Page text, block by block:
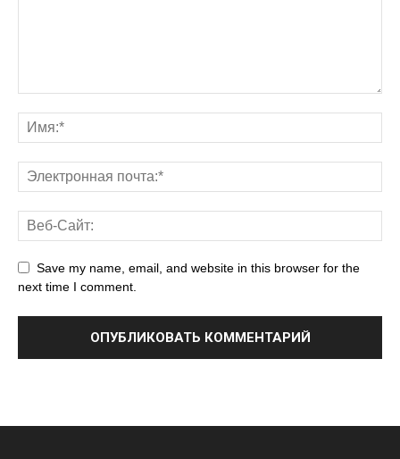
Save my name, email, and website in this browser for the
next time I comment.